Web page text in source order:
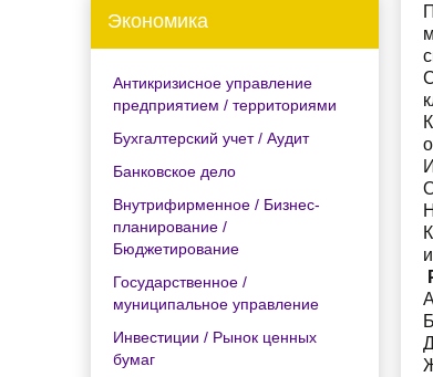
Экономика
Антикризисное управление
предприятием / территориями
Бухгалтерский учет / Аудит
Банковское дело
Внутрифирменное / Бизнес-
планирование /
Бюджетирование
Государственное /
муниципальное управление
Инвестиции / Рынок ценных
бумаг